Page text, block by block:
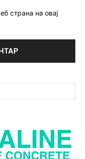
страна на овај